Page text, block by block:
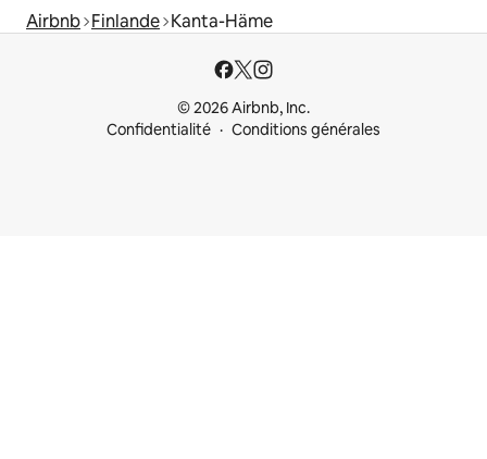
Airbnb Finlande Kanta-Häme
© 2026 Airbnb, Inc.
Confidentialité
Conditions générales